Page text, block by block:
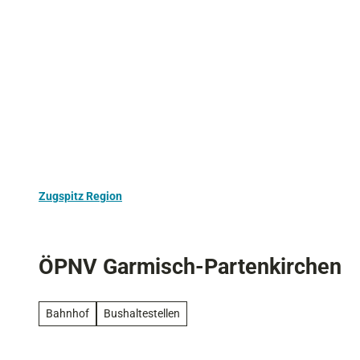
Zugspitz Region
ÖPNV Garmisch-Partenkirchen
Bahnhof Bushaltestellen